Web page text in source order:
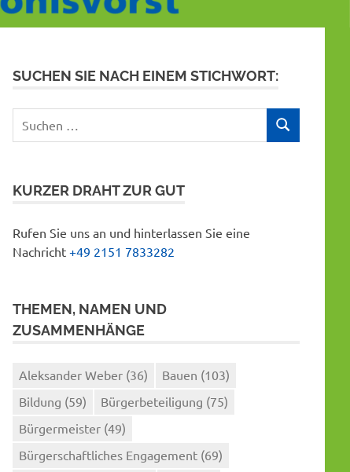
SUCHEN SIE NACH EINEM STICHWORT:
nach:
SUCHEN
KURZER DRAHT ZUR GUT
Rufen Sie uns an und hinterlassen Sie eine
Nachricht+49 2151 7833282
THEMEN, NAMEN UND
ZUSAMMENHÄNGE
Aleksander Weber (36) Bauen (103)
Bildung (59) Bürgerbeteiligung (75)
Bürgermeister (49)
Bürgerschaftliches Engagement (69)